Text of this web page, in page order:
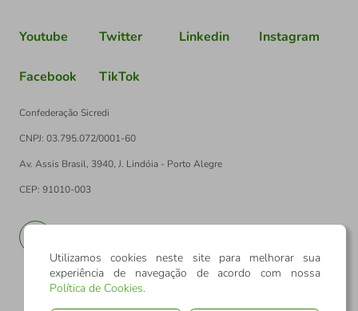
Youtube Twitter Linkedin Instagram
Facebook TikTok
Confederação Sicredi
CNPJ: 03.795.072/0001-60
Av. Assis Brasil, 3940, J. Lindóia - Porto Alegre
CEP: 91010-003
Utilizamos cookies neste site para melhorar sua
experiência de navegação de acordo com nossa
Política de Cookies.